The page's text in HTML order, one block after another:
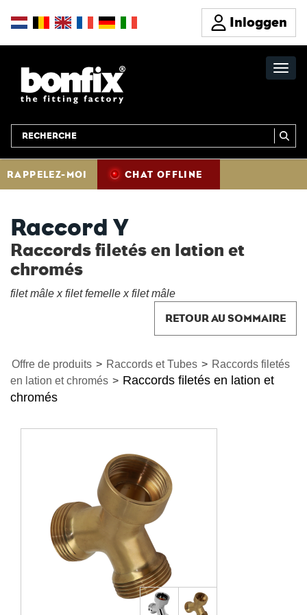
Inloggen
RAPPELEZ-MOI CHAT OFFLINE
Raccord Y
Raccords filetés en lation et
chromés
filet mâle x filet femelle x filet mâle
RETOUR AU SOMMAIRE
Offre de produits > Raccords et Tubes > Raccords filetés
en lation et chromés > Raccords filetés en lation et
chromés